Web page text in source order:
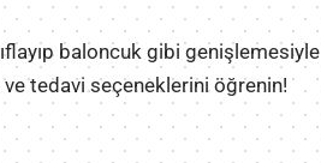
baloncuk gibi genişlemesiyle
tedavi seçeneklerini öğrenin!